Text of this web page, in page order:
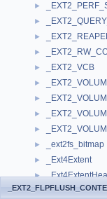
►
►
►
►
► _EXT2_VCB
►
►
►
►
► _ext2fs_bitmap
► _Ext4Extent
►
► _Ext4ExtentIdx